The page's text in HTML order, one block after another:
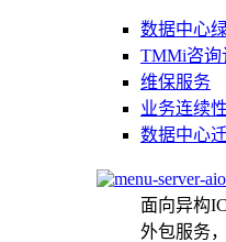
数据中心
TMMi咨询
维保服务
业务连续
数据中心
面向异构
外包服务